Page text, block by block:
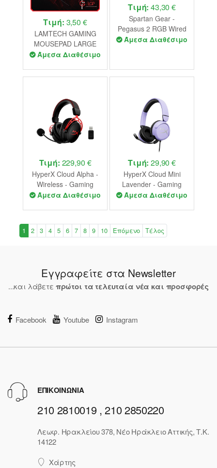
Τιμή: 3,50 €
LAMTECH GAMING
MOUSEPAD LARGE
Άμεσα Διαθέσιμο
Τιμή:43,30 €
Spartan Gear -
Pegasus 2 RGB Wired
Wireless 63 keys
Black/Grey)
Άμεσα Διαθέσιμο
Τιμή: 229,90 €
HyperX Cloud Alpha -
Wireless - Gaming
Headset P.N 4P5D4AA
Άμεσα Διαθέσιμο
Τιμή:29,90 €
HyperX Cloud Mini
Lavender - Gaming
Headset P.N 7G8F5AA
Άμεσα Διαθέσιμο
1 2 3 4 5 6 7 8 9 10 Επόμενο Τέλος
Εγγραφείτε στα Newsletter
...και λάβετε πρώτοι τα τελευταία νέα και προσφορές
Facebook Youtube Instagram
ΕΠΙΚΟΙΝΩΝΙΑ
210 2810019 , 210 2850220
Λεωφ. Ηρακλείου 378, Νέο Ηράκλειο Αττικής, Τ.Κ.
14122
Χάρτης